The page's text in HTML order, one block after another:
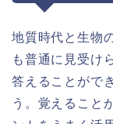
地質時代と生物
も普通に見受け
答えることがで
う。覚えること